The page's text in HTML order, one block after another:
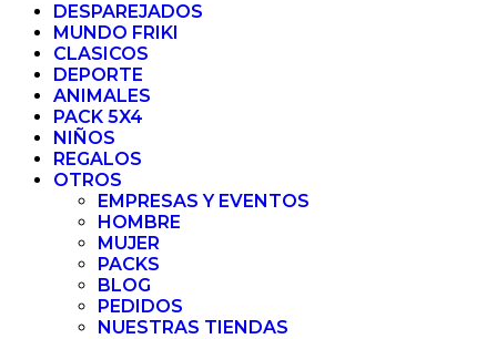
DESPAREJADOS
MUNDO FRIKI
CLASICOS
DEPORTE
ANIMALES
PACK 5X4
NIÑOS
REGALOS
OTROS
EMPRESAS Y EVENTOS
HOMBRE
MUJER
PACKS
BLOG
PEDIDOS
NUESTRAS TIENDAS